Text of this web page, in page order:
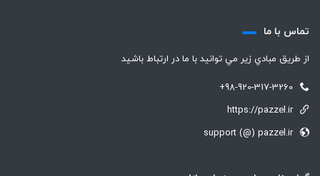
تماس با ما
از طريق مبادي زير مي توانيد با ما در ارتباط باشيد
+98-920-317-3260
https://pazzel.ir
support (@) pazzel.ir